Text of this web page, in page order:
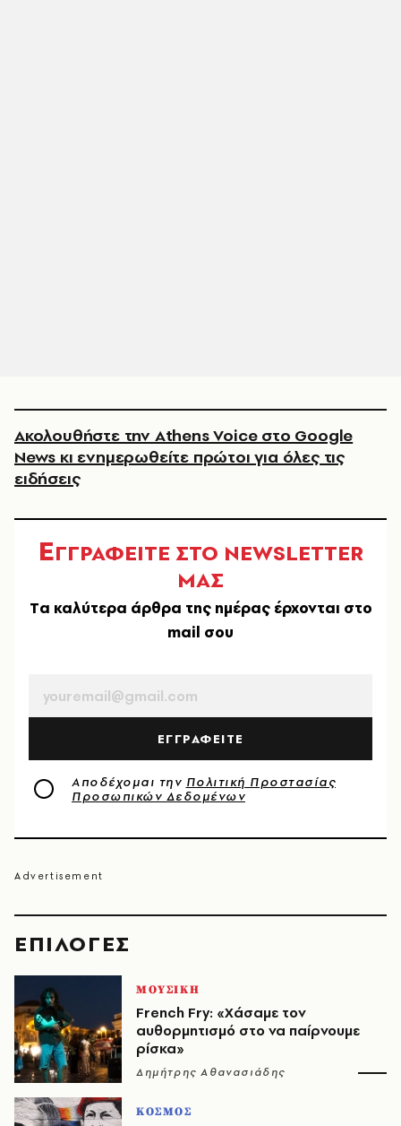
EΠΙΛΟΓΈΣ
ΜΟΥΣΙΚΗ
French Fry: «Χάσαμε τον
αυθορμητισμό στο να παίρνουμε
ρίσκα»
Δημήτρης Αθανασιάδης
ΚΟΣΜΟΣ
Ακολουθήστε την Athens Voice στο Google
News κι ενημερωθείτε πρώτοι για όλες τις
ειδήσεις
ΕΓΓΡΑΦΕΙΤΕ ΣΤΟ NEWSLETTER
ΜΑΣ
Tα καλύτερα άρθρα της ημέρας έρχονται στο
mail σου
ΕΓΓΡΑΦΕΙΤΕ
Αποδέχομαι την Πολιτική Προστασίας
Προσωπικών Δεδομένων